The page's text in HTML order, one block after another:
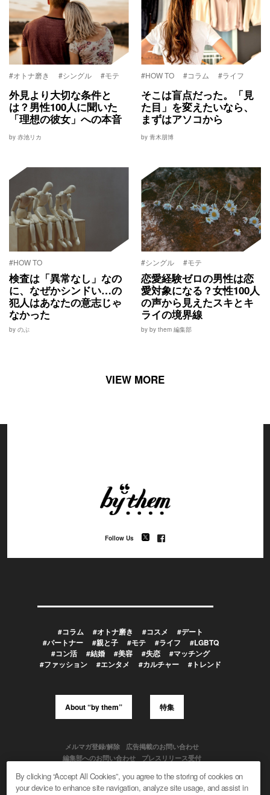
#オトナ磨き #シングル #モテ
外見より大切な条件と
は？男性100人に聞いた
「理想の彼女」への本音
by 赤池リカ
#HOW TO #コラム #ライフ
そこは盲点だった。「見
た目」を変えたいなら、
まずはアソコから
by 青木朋博
#HOW TO
検査は「異常なし」なの
に、なぜかシンドい…の
犯人はあなたの意志じゃ
なかった
by のぶ
#シングル #モテ
恋愛経験ゼロの男性は恋
愛対象になる？女性100人
の声から見えたスキとキ
ライの境界線
by by them 編集部
VIEW MORE
Follow Us
#コラム #オトナ磨き #コスメ
#デート
#パートナー
#親と子 #モテ #ライフ
#LGBTQ
#コン活
#結婚 #美容 #失恋
#マッチング
#ファッション
#エンタメ #カルチャー #トレンド
About “by them” 特集
メルマガ登録/解除
広告掲載のお問い合わせ
編集部へのお問い合わせ
プレスリリース受付
By clicking “Accept All Cookies”, you agree to the storing of cookies on
your device to enhance site navigation, analyze site usage, and assist in